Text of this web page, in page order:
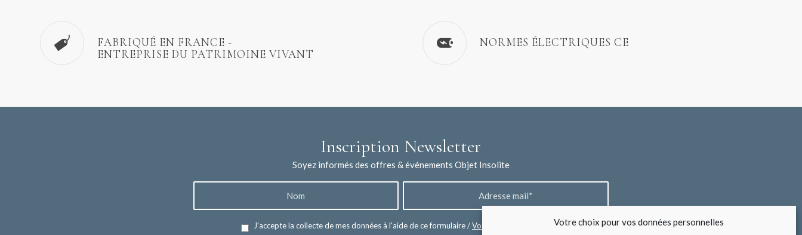
Votre choix pour vos données personnelles
FABRIQUÉ EN FRANCE -
ENTREPRISE DU PATRIMOINE VIVANT
NORMES ÉLECTRIQUES CE
Inscription Newsletter
Soyez informés des offres & événements Objet Insolite
J'accepte la collecte de mes données à l'aide de ce formulaire /Voir les mentions légales*